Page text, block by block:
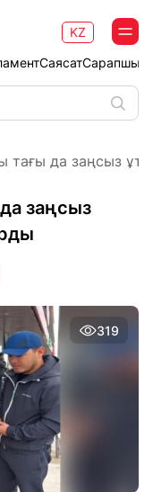
Саясат
KZ
тағы да заңсыз
заңсыз
319